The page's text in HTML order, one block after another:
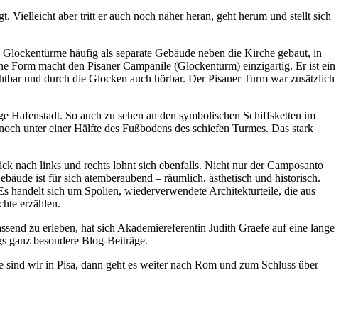
Vielleicht aber tritt er auch noch näher heran, geht herum und stellt sich
häufig als separate Gebäude neben die Kirche gebaut, in
Form macht den Pisaner Campanile (Glockenturm) einzigartig. Er ist ein
und durch die Glocken auch hörbar. Der Pisaner Turm war zusätzlich
Hafenstadt. So auch zu sehen an den symbolischen Schiffsketten im
unter einer Hälfte des Fußbodens des schiefen Turmes. Das stark
nach links und rechts lohnt sich ebenfalls. Nicht nur der Camposanto
ist für sich atemberaubend – räumlich, ästhetisch und historisch.
sich um Spolien, wiederverwendete Architekturteile, die aus
erzählen.
zu erleben, hat sich Akademiereferentin Judith Graefe auf eine lange
ganz besondere Blog-Beiträge.
wir in Pisa, dann geht es weiter nach Rom und zum Schluss über